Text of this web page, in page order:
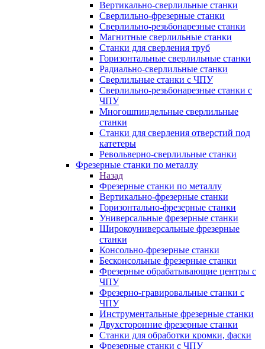
Вертикально-сверлильные станки
Сверлильно-фрезерные станки
Сверлильно-резьбонарезные станки
Магнитные сверлильные станки
Станки для сверления труб
Горизонтальные сверлильные станки
Радиально-сверлильные станки
Сверлильные станки с ЧПУ
Сверлильно-резьбонарезные станки с
ЧПУ
Многошпиндельные сверлильные
станки
Станки для сверления отверстий под
катетеры
Револьверно-сверлильные станки
Фрезерные станки по металлу
Назад
Фрезерные станки по металлу
Вертикально-фрезерные станки
Горизонтально-фрезерные станки
Универсальные фрезерные станки
Широкоуниверсальные фрезерные
станки
Консольно-фрезерные станки
Бесконсольные фрезерные станки
Фрезерные обрабатывающие центры с
ЧПУ
Фрезерно-гравировальные станки с
ЧПУ
Инструментальные фрезерные станки
Двухсторонние фрезерные станки
Станки для обработки кромки, фаски
Фрезерные станки с ЧПУ